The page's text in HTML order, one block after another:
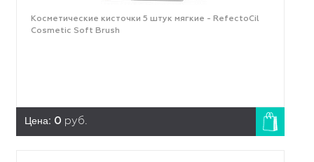
Косметические кисточки 5 штук мягкие - RefectoCil
Cosmetic Soft Brush
Цена: 0 руб.